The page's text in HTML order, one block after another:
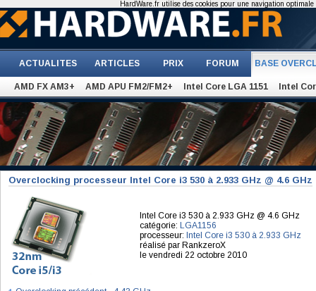
ACTUALITES ARTICLES PRIX FORUM BASE
AMD FX AM3+ AMD APU FM2/FM2+ Intel Core LGA 1151 Intel
Overclocking processeur Intel Core i3 530 à 2.933 GHz @ 4.6 GHz
Intel Core i3 530 à 2.933 GHz @ 4.6 GHz
catégorie: LGA1156
processeur: Intel Core i3 530 à 2.933 GHz
réalisé par RankzeroX
le vendredi 22 octobre 2010
HardWare.fr utilise des cookies pour une navigation